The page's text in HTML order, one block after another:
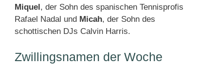
Miquel, der Sohn des spanischen Tennisprofis
Rafael Nadal und Micah, der Sohn des
schottischen DJs Calvin Harris.
Zwillingsnamen der Woche